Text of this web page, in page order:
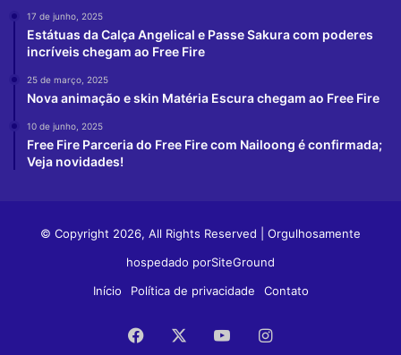
17 de junho, 2025
Estátuas da Calça Angelical e Passe Sakura com poderes
incríveis chegam ao Free Fire
25 de março, 2025
Nova animação e skin Matéria Escura chegam ao Free Fire
10 de junho, 2025
Free Fire Parceria do Free Fire com Nailoong é confirmada;
Veja novidades!
© Copyright 2026, All Rights Reserved | Orgulhosamente
hospedado porSiteGround
Início
Política de privacidade Contato
Facebook YouTubeInstagram